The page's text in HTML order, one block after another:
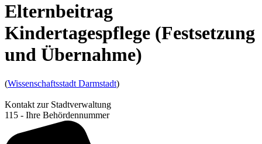
Elternbeitrag
Kindertagespflege (Festsetzung
und Übernahme)
(Wissenschaftsstadt Darmstadt)
Kontakt zur Stadtverwaltung
115 - Ihre Behördennummer